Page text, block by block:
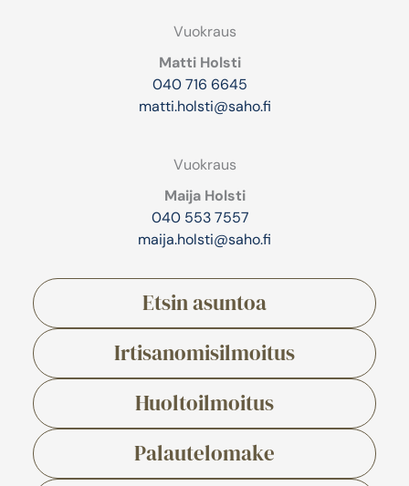
Etsin asuntoa
Irtisanomisilmoitus
Huoltoilmoitus
Palautelomake
Vuokraus
Matti Holsti
040 716 6645
matti.holsti@saho.fi
Vuokraus
Maija Holsti
040 553 7557
maija.holsti@saho.fi